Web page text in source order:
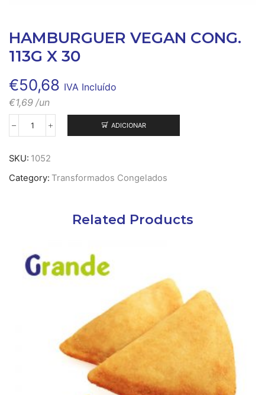
HAMBURGUER VEGAN CONG.
113G X 30
€50,68 IVA Incluído
€1,69 /un
Quantidade
Hamburguer
cong.
ADICIONAR
SKU: 1052
Category: Transformados Congelados
Related Products